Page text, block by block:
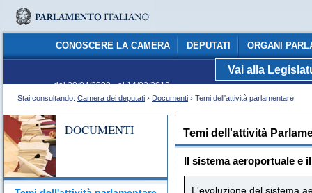
dal 29/04/2008 - al 14/03/2013
Vai alla
CONOSCERE LA CAMERA DEPUTATI ORGANI
Stai consultando: Camera dei deputati › Documenti › Temi dell'attività parlamentare
DOCUMENTI Temi dell'attività
Il sistema aeroportuale e
L'evoluzione del sistema